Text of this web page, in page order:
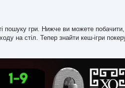
пошуку гри. Нижче ви можете
на стіл. Тепер знайти кеш-ігри